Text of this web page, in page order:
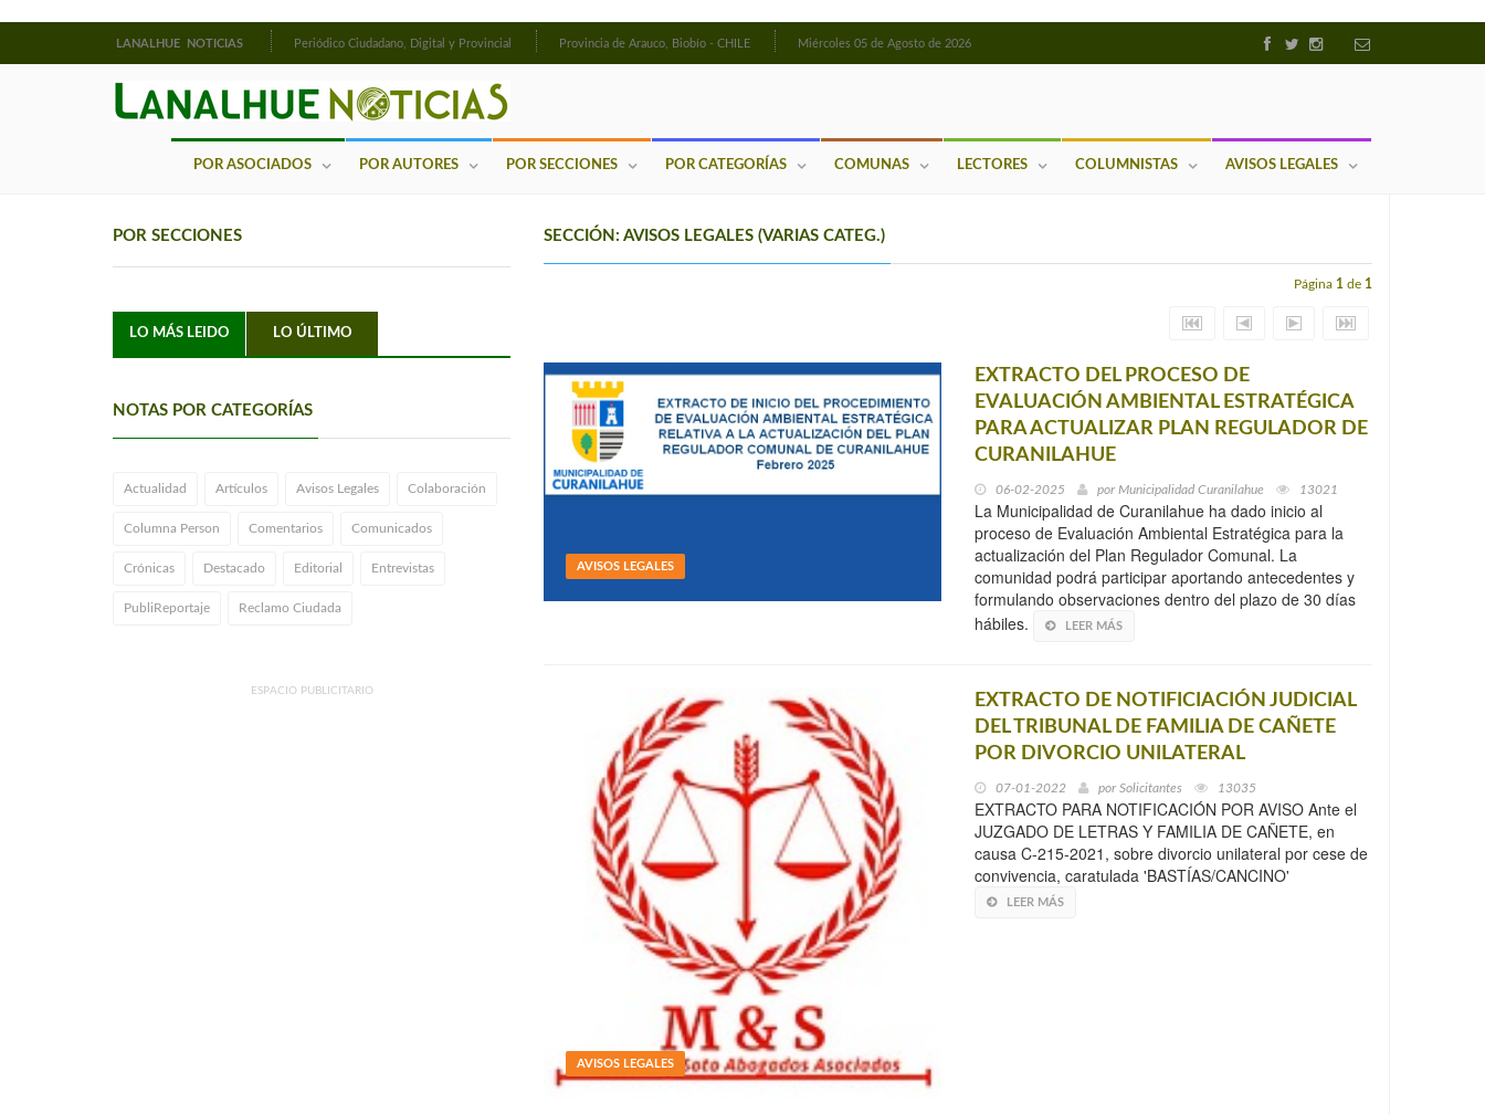
LANALHUE NOTICIAS Periódico Ciudadano, Digital y Provincial Provincia de Arauco, Biobío - CHILE Miércoles 05 de Agosto de 2026
POR ASOCIADOS POR AUTORES POR SECCIONES POR CATEGORÍAS COMUNAS LECTORES COLUMNISTAS AVISOS LEGALES
POR SECCIONES
LO MÁS LEIDO LO ÚLTIMO
NOTAS POR CATEGORÍAS
Actualidad Artículos Avisos Legales Colaboración
Columna Person Comentarios Comunicados
Crónicas Destacado Editorial Entrevistas
PubliReportaje Reclamo Ciudada
ESPACIO PUBLICITARIO
SECCIÓN: AVISOS LEGALES (VARIAS CATEG.)
Página 1 de 1
AVISOS LEGALES
EXTRACTO DEL PROCESO DE
EVALUACIÓN AMBIENTAL ESTRATÉGICA
PARA ACTUALIZAR PLAN REGULADOR DE
CURANILAHUE
06-02-2025 por Municipalidad Curanilahue 13021
La Municipalidad de Curanilahue ha dado inicio al
proceso de Evaluación Ambiental Estratégica para la
actualización del Plan Regulador Comunal. La
comunidad podrá participar aportando antecedentes y
formulando observaciones dentro del plazo de 30 días
hábiles.
LEER MÁS
AVISOS LEGALES
EXTRACTO DE NOTIFICIACIÓN JUDICIAL
DEL TRIBUNAL DE FAMILIA DE CAÑETE
POR DIVORCIO UNILATERAL
07-01-2022 por Solicitantes 13035
EXTRACTO PARA NOTIFICACIÓN POR AVISO Ante el
JUZGADO DE LETRAS Y FAMILIA DE CAÑETE, en
causa C-215-2021, sobre divorcio unilateral por cese de
convivencia, caratulada 'BASTÍAS/CANCINO'
LEER MÁS